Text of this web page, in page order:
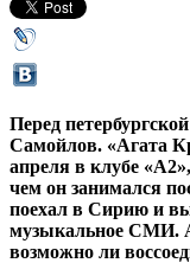
Перед
Самойлов. «Агата
апреля в клубе
чем он занимался
поехал в Сирию и
музыкальное СМИ.
возможно ли